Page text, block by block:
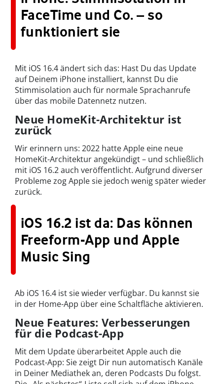
FaceTime und Co. – so
funktioniert sie
Mit iOS 16.4 ändert sich das: Hast Du das Update
auf Deinem iPhone installiert, kannst Du die
Stimmisolation auch für normale Sprachanrufe
über das mobile Datennetz nutzen.
Neue HomeKit-Architektur ist
zurück
Wir erinnern uns: 2022 hatte Apple eine neue
HomeKit-Architektur angekündigt – und schließlich
mit iOS 16.2 auch veröffentlicht. Aufgrund diverser
Probleme zog Apple sie jedoch wenig später wieder
zurück.
iOS 16.2 ist da: Das können
Freeform-App und Apple
Music Sing
Ab iOS 16.4 ist sie wieder verfügbar. Du kannst sie
in der Home-App über eine Schaltfläche aktivieren.
Neue Features: Verbesserungen
für die Podcast-App
Mit dem Update überarbeitet Apple auch die
Podcast-App: Sie zeigt Dir nun automatisch Kanäle
in Deiner Mediathek an, deren Podcasts Du folgst.